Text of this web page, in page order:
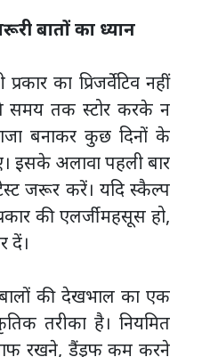
बातों का ध्यान
का प्रिजर्वेटिव नहीं
समय तक स्टोर करके न
बनाकर कुछ दिनों के
इसके अलावा पहली बार
जरूर करें। यदि स्कैल्प
की एलर्जी महसूस हो,
दें।
की देखभाल का एक
तरीका है। नियमित
रखने, डैंड्रफ कम करने